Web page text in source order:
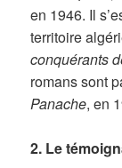
en 1946. Il
territoire
conquérants
romans sont
Panache, en
2. Le